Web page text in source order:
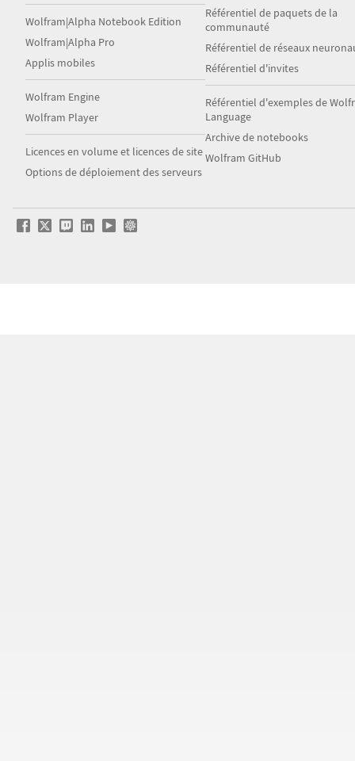
Wolfram|Alpha Notebook Edition
Wolfram|Alpha Pro
Applis mobiles
Wolfram Engine
Wolfram Player
Licences en volume et licences de site
Options de déploiement des serveurs
Référentiel de paquets de la
communauté
Référentiel de réseaux
Référentiel d'invites
Référentiel d'exemples de
Language
Archive de notebooks
Wolfram GitHub